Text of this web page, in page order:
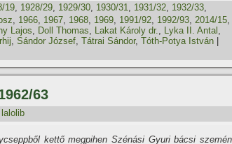
19, 1928/29, 1929/30, 1930/31, 1931/32, 1932/33,
, 1966, 1967, 1968, 1969, 1991/92, 1992/93, 2014/15,
Lajos, Doll Thomas, Lakat Károly dr., Lyka II. Antal ,
, Sándor József, Tátrai Sándor, Tóth-Potya István
63
lalolib
kettő megpihen Szénási Gyuri bácsi